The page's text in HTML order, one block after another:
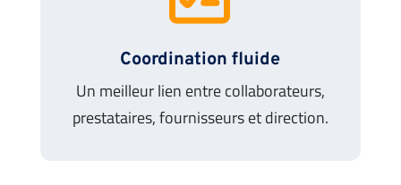
Coordination fluide
Un meilleur lien entre collaborateurs,
prestataires, fournisseurs et direction.